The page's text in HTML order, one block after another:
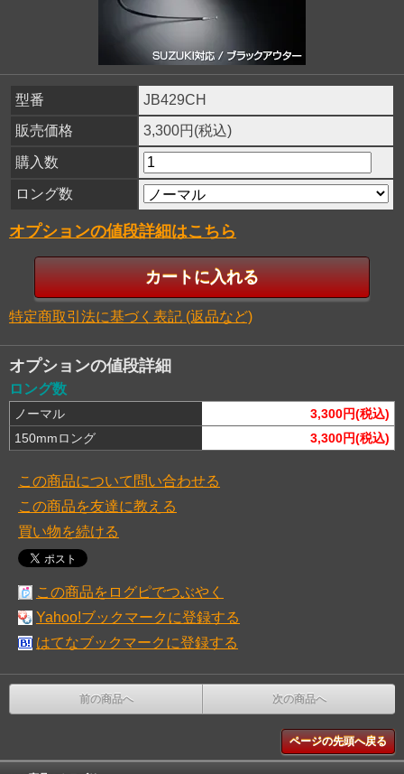
型番
JB429CH
販売価格
3,300円(税込)
購入数
ロング数
オプションの値段詳細はこちら
特定商取引法に基づく表記 (返品など)
オプションの値段詳細
ロング数
ノーマル
3,300円(税込)
150mmロング
3,300円(税込)
この商品について問い合わせる
この商品を友達に教える
買い物を続ける
この商品をログピでつぶやく
Yahoo!ブックマークに登録する
はてなブックマークに登録する
前の商品へ 次の商品へ
ページの先頭へ戻る